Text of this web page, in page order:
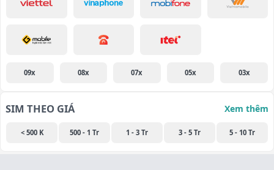
09x 08x 07x 05x 03x
SIM THEO GIÁ Xem thêm
< 500 K 500 - 1 Tr 1 - 3 Tr 3 - 5 Tr 5 - 10 Tr